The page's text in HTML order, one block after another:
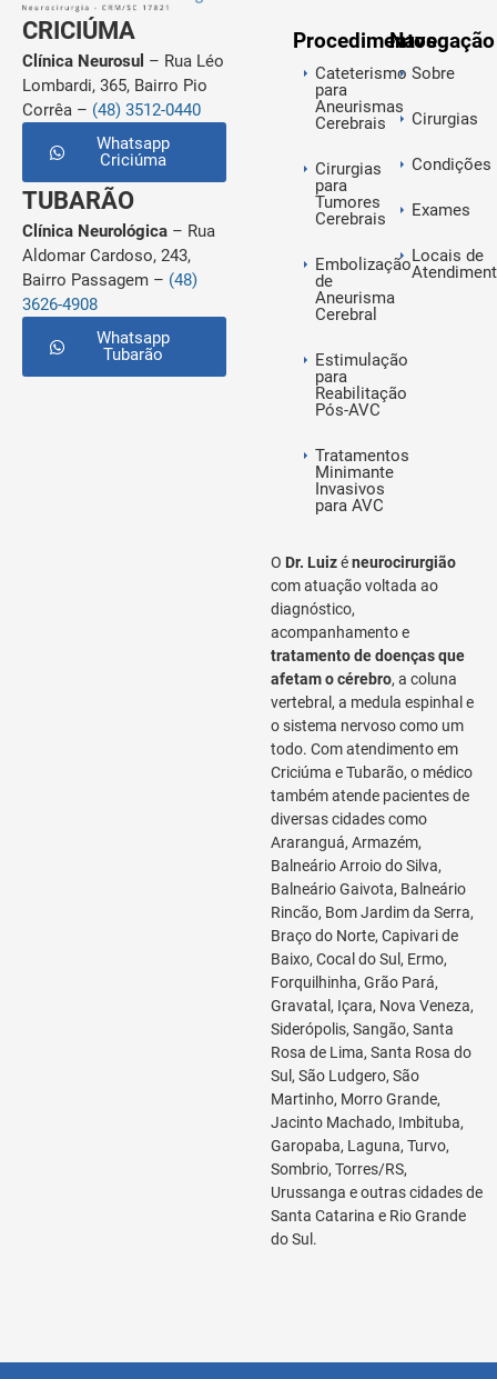
CRICIÚMA
Clínica Neurosul – Rua Léo
Lombardi, 365, Bairro Pio
Corrêa – (48) 3512-0440
Whatsapp
Criciúma
TUBARÃO
Clínica Neurológica – Rua
Aldomar Cardoso, 243,
Bairro Passagem – (48)
3626-4908
Whatsapp
Tubarão
Procedimentos
Cateterismo
para
Aneurismas
Cerebrais
Cirurgias
para
Tumores
Cerebrais
Embolização
de
Aneurisma
Cerebral
Estimulação
para
Reabilitação
Pós-AVC
Tratamentos
Minimante
Invasivos
para AVC
Navegação
Sobre
Cirurgias
Condições
Exames
Locais de
O Dr. Luizéneurocirurgião
com atuação voltada ao
diagnóstico,
acompanhamento e
tratamento de doenças que
afetam o cérebro, a coluna
vertebral, a medula espinhal e
o sistema nervoso como um
todo. Com atendimento em
Criciúma e Tubarão, o médico
também atende pacientes de
diversas cidades como
Araranguá, Armazém,
Balneário Arroio do Silva,
Balneário Gaivota, Balneário
Rincão, Bom Jardim da Serra,
Braço do Norte, Capivari de
Baixo, Cocal do Sul, Ermo,
Forquilhinha, Grão Pará,
Gravatal, Içara, Nova Veneza,
Siderópolis, Sangão, Santa
Rosa de Lima, Santa Rosa do
Sul, São Ludgero, São
Martinho, Morro Grande,
Jacinto Machado, Imbituba,
Garopaba, Laguna, Turvo,
Sombrio, Torres/RS,
Urussanga e outras cidades de
Santa Catarina e Rio Grande
do Sul.